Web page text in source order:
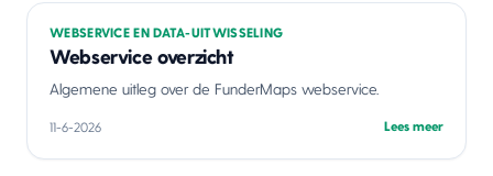
WEBSERVICE EN DATA-UITWISSELING
Webservice overzicht
Algemene uitleg over de FunderMaps webservice.
11-6-2026 Lees meer